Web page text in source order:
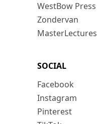
WestBow Press
Zondervan
MasterLectures
SOCIAL
Facebook
Instagram
Pinterest